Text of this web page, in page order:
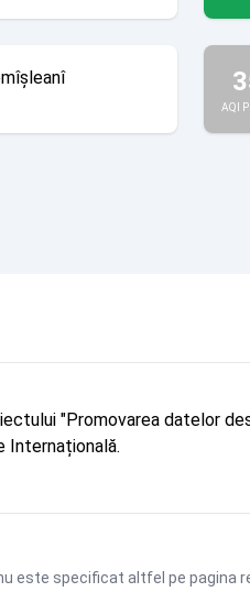
AQI
"Promovarea datelor
Internațională.
este specificat altfel pe pagina